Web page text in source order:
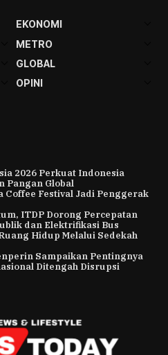
EKONOMI
METRO
GLOBAL
OPINI
2026 Perkuat Indonesia
Pangan Global
Coffee Festival Jadi Penggerak
ITDP Dorong Percepatan
dan Elektrifikasi Bus
Hidup Melalui Sedekah
Sampaikan Pentingnya
Ditengah Disrupsi